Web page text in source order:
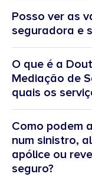
Posso ver as
seguradora e
O que é a
Mediação de
quais os
Como podem
num sinistro,
apólice ou
seguro?